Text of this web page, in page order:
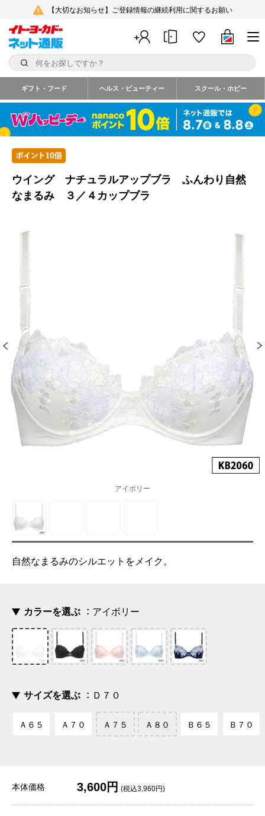
【大切なお知らせ】ご登録情報の継続利用に関するお願い
ギフト・フード ヘルス・ビューティー スクール・ホビー
ウイング ナチュラルアップブラ ふんわり自然
なまるみ ３／４カップブラ
アイボリー
自然なまるみのシルエットをメイク。
カラーを選ぶ アイボリー
サイズを選ぶ Ｄ７０
Ａ６５ Ａ７０ Ａ７５ Ａ８０ Ｂ６５ Ｂ７０
本体価格 3,600円 (税込3,960円)